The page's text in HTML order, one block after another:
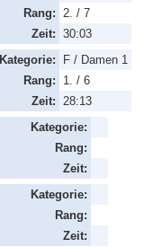
Rang:
2. / 7
Zeit: 30:03
Kategorie:
F / Damen 1
Rang:
1. / 6
Zeit:
28:13
Kategorie:
Rang:
Zeit:
Kategorie:
Rang:
Zeit: